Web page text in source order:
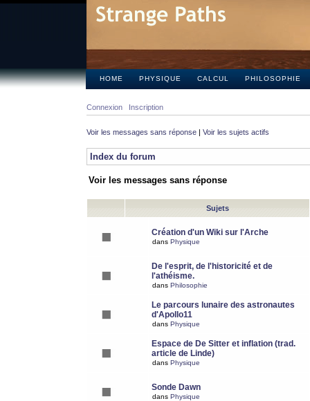
HOME PHYSIQUE CALCUL PHILOSOPHIE
Connexion Inscription
Voir les messages sans réponse | Voir les sujets actifs
Index du forum
Voir les messages sans réponse
Sujets
Création d'un Wiki sur l'Arche
dans Physique
De l'esprit, de l'historicité et de
l'athéisme.
dans Philosophie
Le parcours lunaire des astronautes
d'Apollo11
dans Physique
Espace de De Sitter et inflation (trad.
article de Linde)
dans Physique
Sonde Dawn
dans Physique